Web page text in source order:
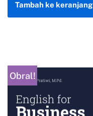
Tambah ke keranjang
Obral!